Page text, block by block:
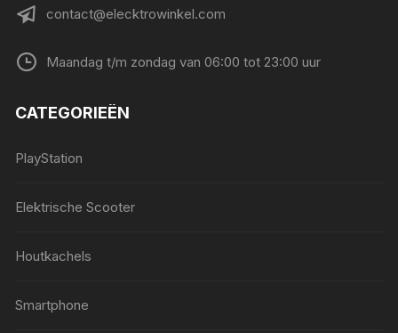
contact@elecktrowinkel.com
Maandag t/m zondag van 06:00 tot 23:00 uur
CATEGORIEËN
PlayStation
Elektrische Scooter
Houtkachels
Smartphone